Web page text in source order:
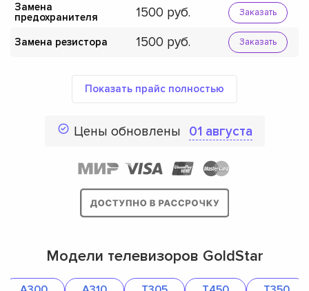
Замена
предохранителя
1500 Заказать
Замена резистора 1500 Заказать
Показать прайс полностью
Цены обновлены 01 августа
Модели телевизоров GoldStar